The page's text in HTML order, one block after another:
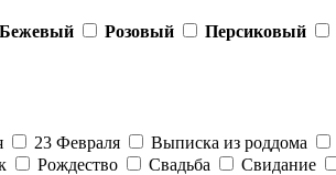
Бежевый Розовый Персиковый
23 Февраля Выписка из роддома
Рождество Свадьба Свидание